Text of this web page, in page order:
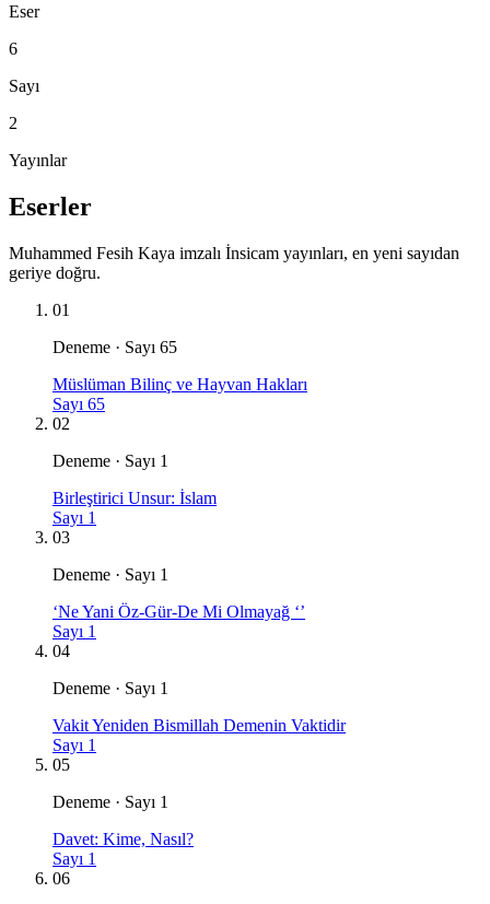
Eser
6
Sayı
2
Yayınlar
Eserler
Muhammed Fesih Kaya imzalı İnsicam yayınları, en yeni sayıdan
geriye doğru.
01
Deneme · Sayı 65
Müslüman Bilinç ve Hayvan Hakları
Sayı 65
02
Deneme · Sayı 1
Birleştirici Unsur: İslam
Sayı 1
03
Deneme · Sayı 1
‘Ne Yani Öz-Gür-De Mi Olmayağ ‘’
Sayı 1
04
Deneme · Sayı 1
Vakit Yeniden Bismillah Demenin Vaktidir
Sayı 1
05
Deneme · Sayı 1
Davet: Kime, Nasıl?
Sayı 1
06